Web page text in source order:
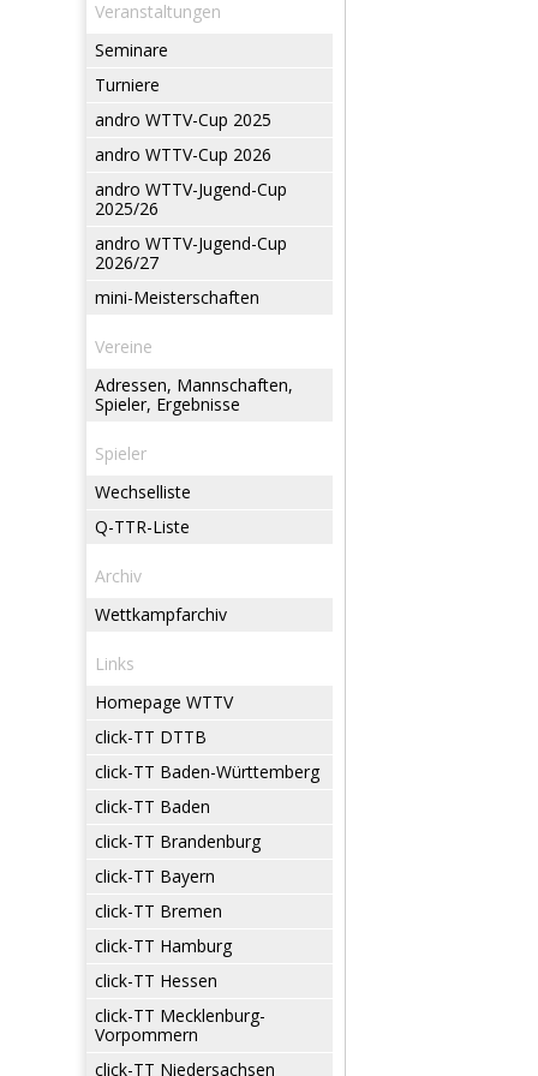
Veranstaltungen
Seminare
Turniere
andro WTTV-Cup 2025
andro WTTV-Cup 2026
andro WTTV-Jugend-Cup
2025/26
andro WTTV-Jugend-Cup
2026/27
mini-Meisterschaften
Vereine
Adressen, Mannschaften,
Spieler, Ergebnisse
Spieler
Wechselliste
Q-TTR-Liste
Archiv
Wettkampfarchiv
Links
Homepage WTTV
click-TT DTTB
click-TT Baden-Württemberg
click-TT Baden
click-TT Brandenburg
click-TT Bayern
click-TT Bremen
click-TT Hamburg
click-TT Hessen
click-TT Mecklenburg-
Vorpommern
click-TT Niedersachsen